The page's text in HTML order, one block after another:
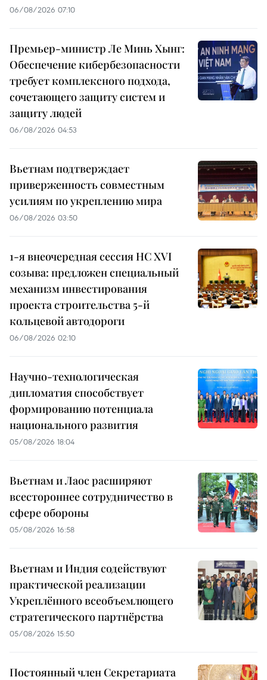
06/08/2026 07:10
Премьер-министр Ле Минь Хынг:
Обеспечение кибербезопасности
требует комплексного подхода,
сочетающего защиту систем и
защиту людей
06/08/2026 04:53
Вьетнам подтверждает
приверженность совместным
усилиям по укреплению мира
06/08/2026 03:50
1-я внеочередная сессия НС XVI
созыва: предложен специальный
механизм инвестирования
проекта строительства 5-й
кольцевой автодороги
06/08/2026 02:10
Научно-технологическая
дипломатия способствует
формированию потенциала
национального развития
05/08/2026 18:04
Вьетнам и Лаос расширяют
всестороннее сотрудничество в
сфере обороны
05/08/2026 16:58
Вьетнам и Индия содействуют
практической реализации
Укреплённого всеобъемлющего
стратегического партнёрства
05/08/2026 15:50
Постоянный член Секретариата